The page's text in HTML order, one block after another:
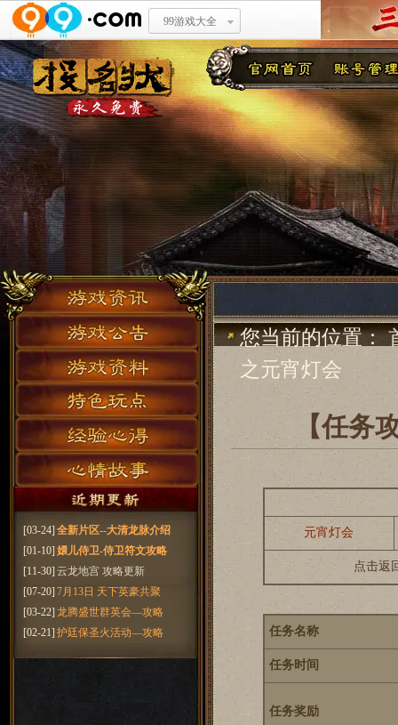
99游戏大全
[03-24] 全新片区--大清龙脉介绍
[01-10] 嬛儿侍卫-侍卫符文攻略
[11-30] 云龙地宫 攻略更新
[07-20] 7月13日 天下英豪共聚
[03-22] 龙腾盛世群英会—攻略
[02-21] 护廷保圣火活动—攻略
您当前的位置：
之元宵灯会
【任务
元宵灯会
点击返
任务名称
任务时间
任务奖励